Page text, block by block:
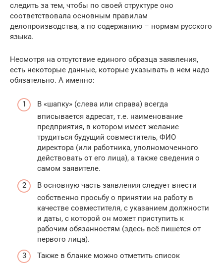
следить за тем, чтобы по своей структуре оно
соответствовала основным правилам
делопроизводства, а по содержанию – нормам русского
языка.
Несмотря на отсутствие единого образца заявления,
есть некоторые данные, которые указывать в нем надо
обязательно. А именно:
В «шапку» (слева или справа) всегда
вписывается адресат, т.е. наименование
предприятия, в котором имеет желание
трудиться будущий совместитель, ФИО
директора (или работника, уполномоченного
действовать от его лица), а также сведения о
самом заявителе.
В основную часть заявления следует внести
собственно просьбу о принятии на работу в
качестве совместителя, с указанием должности
и даты, с которой он может приступить к
рабочим обязанностям (здесь всё пишется от
первого лица).
Также в бланке можно отметить список